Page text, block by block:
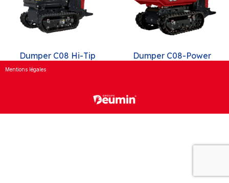
Dumper C08 Hi-Tip Dumper C08-Power
Mentions légales